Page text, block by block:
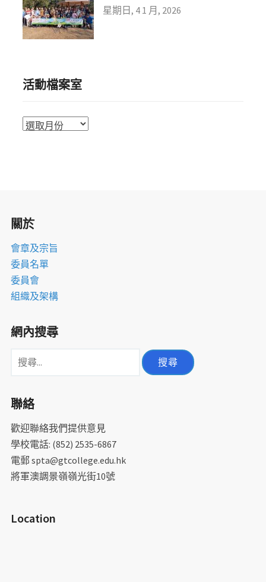
星期日, 4 1 月, 2026
活動檔案室
活
關於
會章及宗旨
委員名單
委員會
組織及架構
網內搜尋
搜
鍵
聯絡
歡迎聯絡我們提供意見
學校電話: (852) 2535-6867
電郵 spta@gtcollege.edu.hk
將軍澳調景嶺嶺光街10號
Location